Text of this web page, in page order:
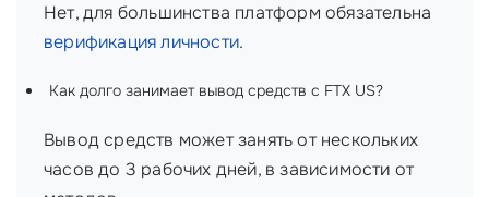
Нет, для большинства платформ обязательна
верификация личности.
Как долго занимает вывод средств с FTX US?
Вывод средств может занять от нескольких
часов до 3 рабочих дней, в зависимости от